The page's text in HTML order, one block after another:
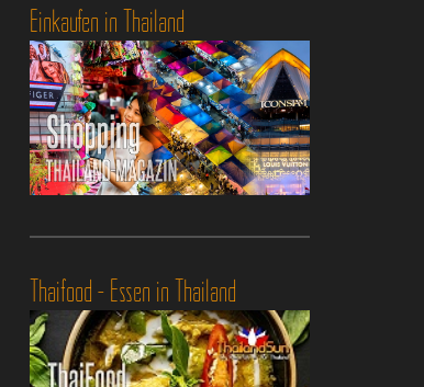
Einkaufen in Thailand
Thaifood - Essen in Thailand